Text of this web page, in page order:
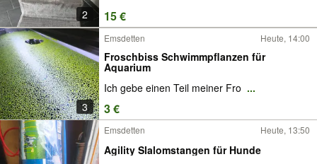
2 15 €
3
Emsdetten Heute, 14:00
Froschbiss Schwimmpflanzen für
Aquarium
Ich gebe einen Teil meiner Fro ...
3 €
Emsdetten Heute, 13:50
Agility Slalomstangen für Hunde